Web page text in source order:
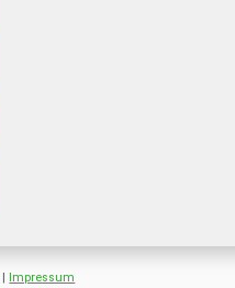
| Impressum